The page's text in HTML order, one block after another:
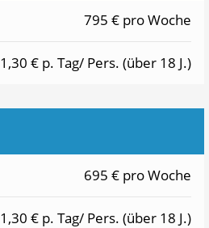
795 € pro Woche
1,30 € p. Tag/ Pers. (über 18 J.)
695 € pro Woche
1,30 € p. Tag/ Pers. (über 18 J.)